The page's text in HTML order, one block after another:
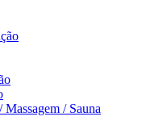
/ Sauna